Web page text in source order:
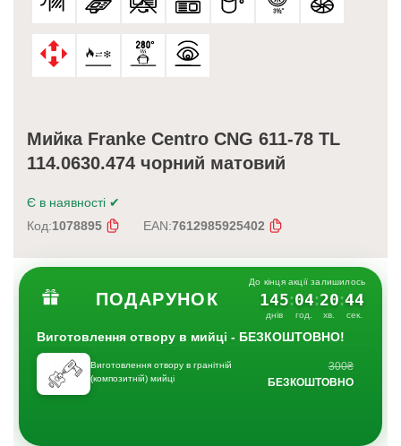
Мийка Franke Centro CNG 611-78 TL
114.0630.474 чорний матовий
Є в наявності ✔
Код:1078895 EAN:7612985925402
ПОДАРУНОК
До кінця акції залишилось
145
днів
:04
год.
:20
хв.
:43
сек.
Виготовлення отвору в мийці - БЕЗКОШТОВНО!
Виготовлення отвору в гранітній
(композитній) мийці
300₴
БЕЗКОШТОВНО